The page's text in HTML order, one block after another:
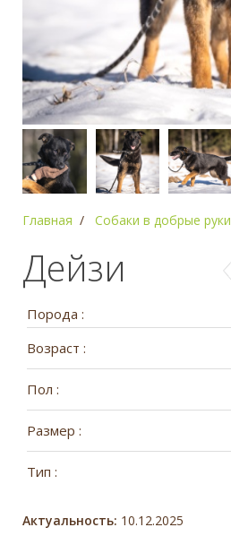
Главная Собаки в добрые руки
Дейзи
Порода :
Возраст :
Пол :
Размер :
Тип :
Актуальность: 10.12.2025